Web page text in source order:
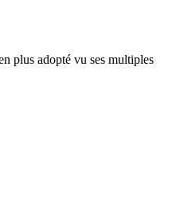
plus adopté vu ses multiples